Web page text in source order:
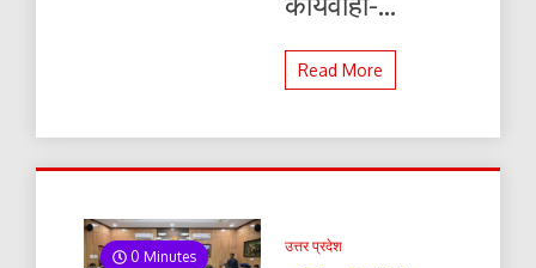
Read More
0 Minutes
उत्तर प्रदेश